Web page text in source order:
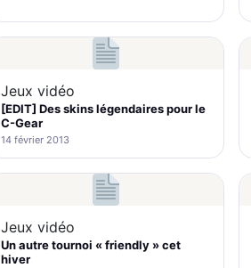
Jeux vidéo
[EDIT] Des skins légendaires pour le
C-Gear
14 février 2013
Jeux vidéo
Un autre tournoi « friendly » cet
hiver